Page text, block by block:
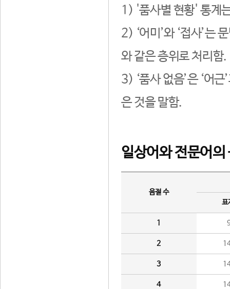
1) '품사별 현황' 통계
2) ‘어미’와 ‘접사’는
와 같은 층위로 처리함.
3) ‘품사 없음’은 ‘어
은 것을 말함.
일상어와 전문어의
음절 수
표
1
2
3
4